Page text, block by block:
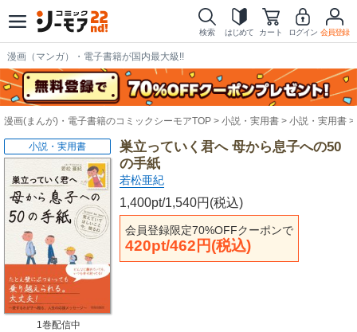
検索 はじめて カート ログイン 会員登録
漫画（マンガ）・電子書籍が国内最大級!!
漫画(まんが)・電子書籍のコミックシーモアTOP 小説・実用書 小説・実用書
巣立っていく君へ 母から息子への50
の手紙
若松亜紀
1,400pt/1,540円(税込)
会員登録限定70%OFFクーポンで
420pt/462円(税込)
小説・実用書
1巻配信中